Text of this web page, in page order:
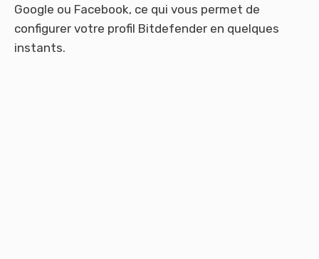
Google ou Facebook, ce qui vous permet de
configurer votre profil Bitdefender en quelques
instants.